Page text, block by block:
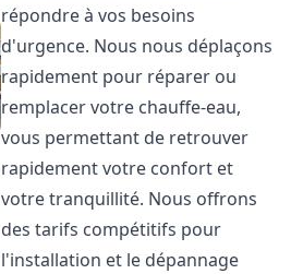
répondre à vos besoins
d'urgence. Nous nous déplaçons
rapidement pour réparer ou
remplacer votre chauffe-eau,
vous permettant de retrouver
rapidement votre confort et
votre tranquillité. Nous offrons
des tarifs compétitifs pour
l'installation et le dépannage